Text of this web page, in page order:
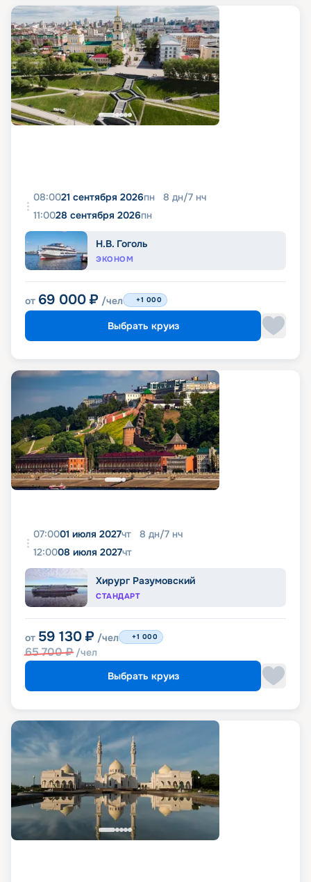
08:0021 сентября 2026пн 8 дн/7 нч
11:0028 сентября 2026пн
Н.В. Гоголь
ЭКОНОМ
от 69 000 ₽ /чел +1 000
Выбрать круиз
07:0001 июля 2027чт 8 дн/7 нч
12:0008 июля 2027чт
Хирург Разумовский
СТАНДАРТ
от 59 130 ₽ /чел
65 700₽ /чел
+1 000
Выбрать круиз